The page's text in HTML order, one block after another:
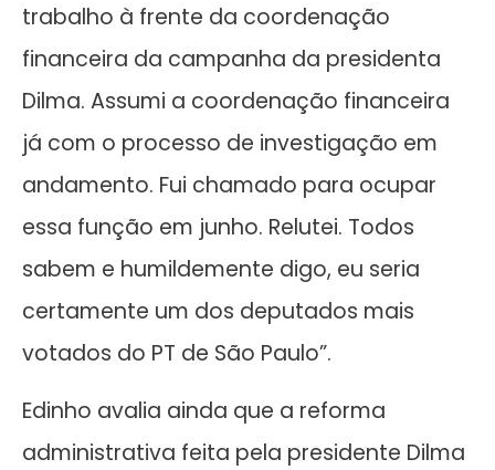
trabalho à frente da coordenação
financeira da campanha da presidenta
Dilma. Assumi a coordenação financeira
já com o processo de investigação em
andamento. Fui chamado para ocupar
essa função em junho. Relutei. Todos
sabem e humildemente digo, eu seria
certamente um dos deputados mais
votados do PT de São Paulo”.
Edinho avalia ainda que a reforma
administrativa feita pela presidente Dilma